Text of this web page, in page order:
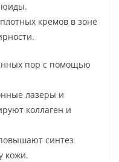
кремов в зоне
пор с помощью
лазеры и
коллаген и
синтез
кожи.